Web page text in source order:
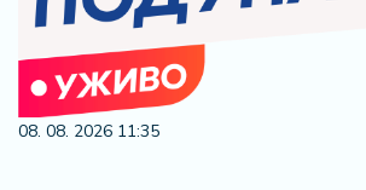
08. 08. 2026 11:35